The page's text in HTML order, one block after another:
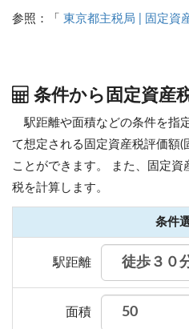
参照：「 東京都主税局 | 固定資
条件から固定資産
駅距離や面積などの条件を指
て想定される固定資産税評価額(
ことができます。
また、固定資
税を計算します。
条件
駅距離
面積